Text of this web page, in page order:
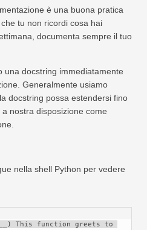
è una buona pratica
tu non ricordi cosa hai
documenta sempre il tuo
una docstring immediatamente
Generalmente usiamo
docstring possa estendersi fino
nostra disposizione come
nella shell Python per vedere
This function greets to